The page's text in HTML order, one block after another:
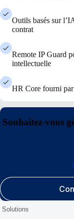
Outils basés sur
contrat
Remote IP Guard
intellectuelle
HR Core fourni
Souhaitez-vous
Solutions